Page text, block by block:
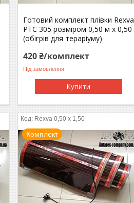
Готовий комплект плівки Rexva
PTC 305 розміром 0,50 м х 0,50
(обігрів для тераріуму)
420 ₴/комплект
Під замовлення
Купити
Rexva 0,50 x 1,50
Комплект